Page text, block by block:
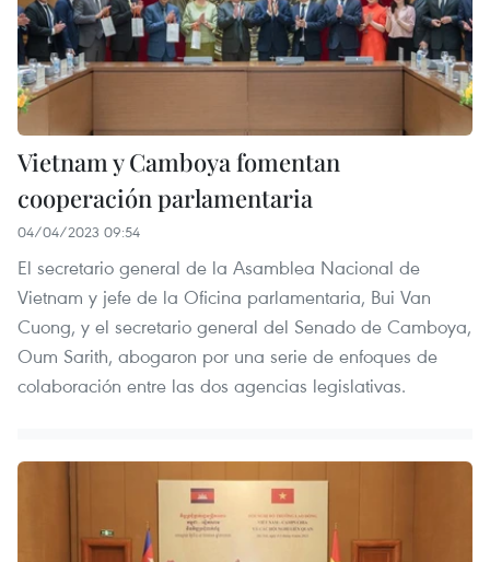
Vietnam y Camboya fomentan
cooperación parlamentaria
04/04/2023 09:54
El secretario general de la Asamblea Nacional de
Vietnam y jefe de la Oficina parlamentaria, Bui Van
Cuong, y el secretario general del Senado de Camboya,
Oum Sarith, abogaron por una serie de enfoques de
colaboración entre las dos agencias legislativas.